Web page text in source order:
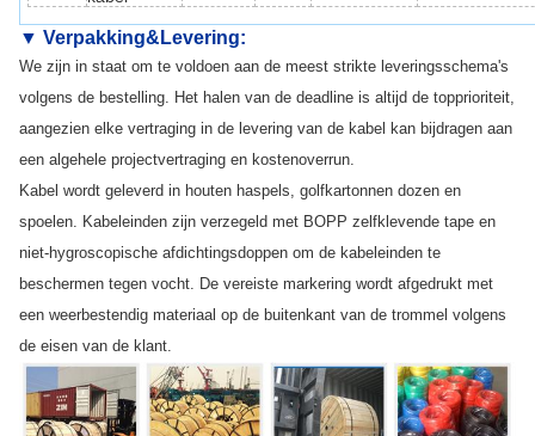
▼ Verpakking&Levering:
We zijn in staat om te voldoen aan de meest strikte leveringsschema's
volgens de bestelling. Het halen van de deadline is altijd de topprioriteit,
aangezien elke vertraging in de levering van de kabel kan bijdragen aan
een algehele projectvertraging en kostenoverrun.
Kabel wordt geleverd in houten haspels, golfkartonnen dozen en
spoelen. Kabeleinden zijn verzegeld met BOPP zelfklevende tape en
niet-hygroscopische afdichtingsdoppen om de kabeleinden te
beschermen tegen vocht. De vereiste markering wordt afgedrukt met
een weerbestendig materiaal op de buitenkant van de trommel volgens
de eisen van de klant.